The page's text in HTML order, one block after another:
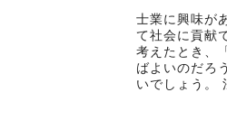
士業に興味が
て社会に貢献
考えたとき、
ばよいのだろ
いでしょう。